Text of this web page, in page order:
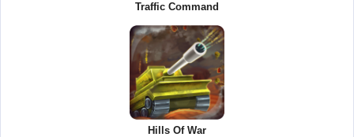
Traffic Command
Hills Of War